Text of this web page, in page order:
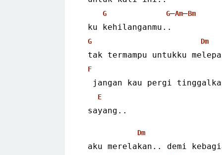
G G–Am–Bm
ku kehilanganmu..
G Dm
tak termampu untukku
F
jangan kau pergi
E
sayang..
Dm
aku merelakan.. demi